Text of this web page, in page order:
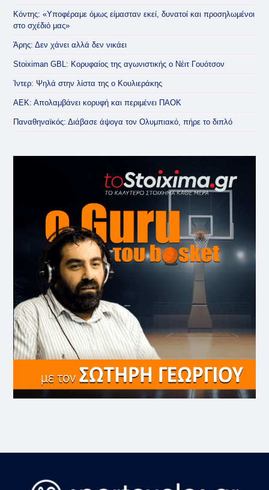
Κόντης: «Υποφέραμε όμως είμασταν εκεί, δυνατοί και προσηλωμένοι
στο σχέδιό μας»
Άρης: Δεν χάνει αλλά δεν νικάει
Stoiximan GBL: Κορυφαίος της αγωνιστικής ο Νέιτ Γουότσον
Ίντερ: Ψηλά στην λίστα της ο Κουλιεράκης
ΑΕΚ: Απολαμβάνει κορυφή και περιμένει ΠΑΟΚ
Παναθηναϊκός: Διάβασε άψογα τον Ολυμπιακό, πήρε το διπλό